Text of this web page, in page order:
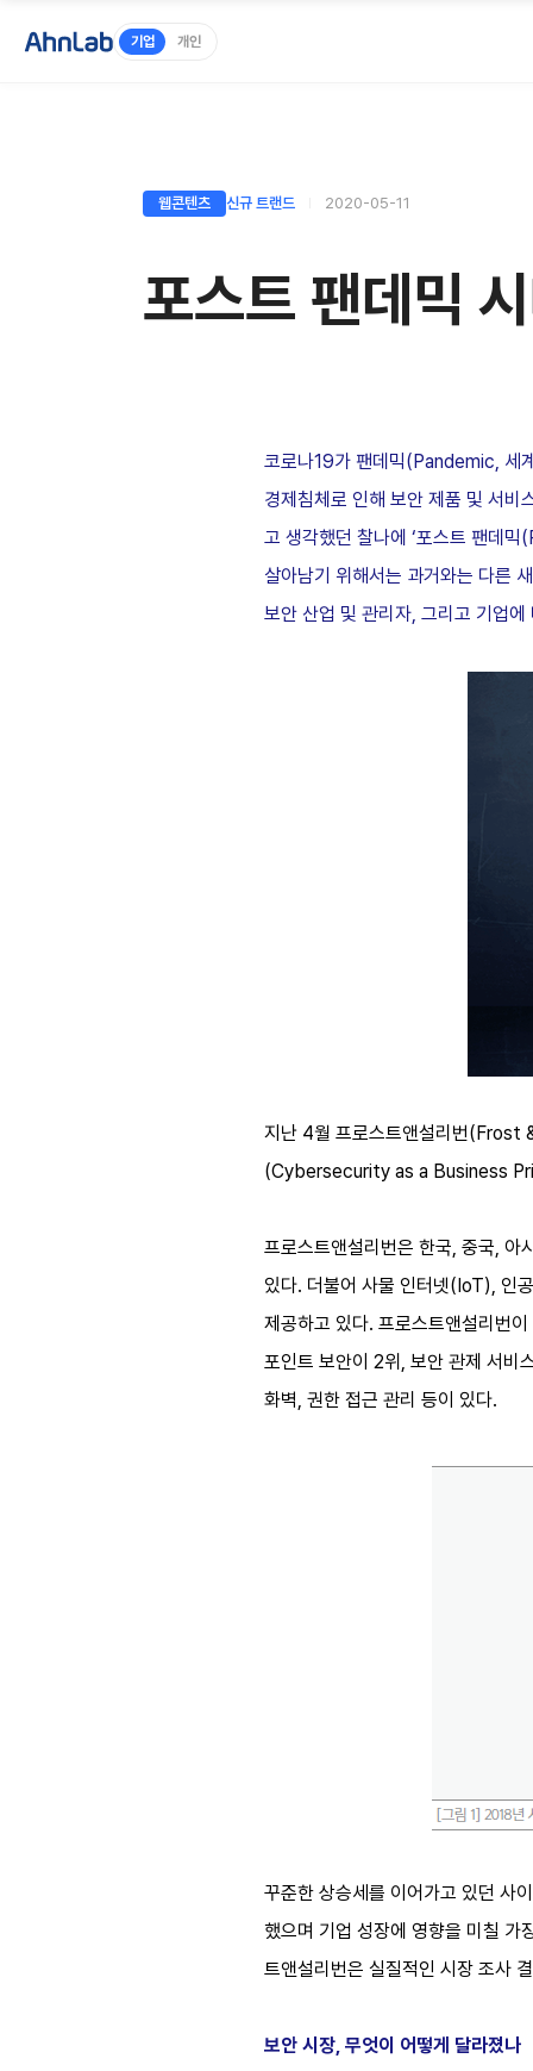
기업 개인
웹콘텐츠 신규 트랜드 2020-05-11
포스트 팬데믹
코로나19가 팬데믹(Pandemic, 세
경제침체로 인해 보안 제품 및 서비
고 생각했던 찰나에 ‘포스트 팬데
살아남기 위해서는 과거와는 다른
보안 산업 및 관리자, 그리고 기업
지난 4월 프로스트앤설리번(Frost
(Cybersecurity as a Business
프로스트앤설리번은 한국, 중국,
있다. 더불어 사물 인터넷(IoT), 인
제공하고 있다. 프로스트앤설리번
포인트 보안이 2위, 보안 관제 서
화벽, 권한 접근 관리 등이 있다.
꾸준한 상승세를 이어가고 있던 사
했으며 기업 성장에 영향을 미칠 가
트앤설리번은 실질적인 시장 조사
보안 시장, 무엇이 어떻게 달라졌나